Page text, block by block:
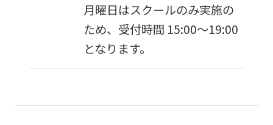
月曜日はスクールのみ実施の
ため、受付時間 15:00～19:00
となります。